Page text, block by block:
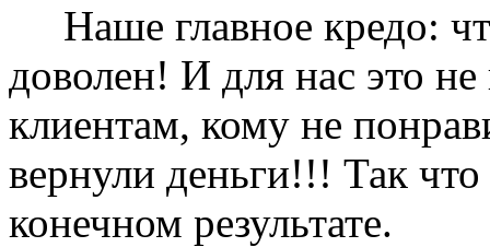
Наше главное кредо:
доволен! И для нас это
клиентам, кому не
вернули деньги!!! Так
конечном результате.